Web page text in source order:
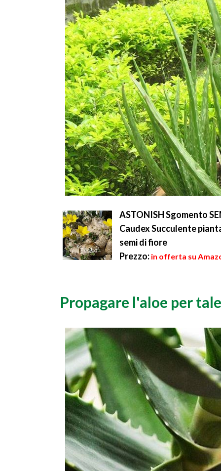
ASTONISH Sgomento
Caudex Succulente
semi di fiore
Prezzo: in offerta su
Propagare l'aloe per